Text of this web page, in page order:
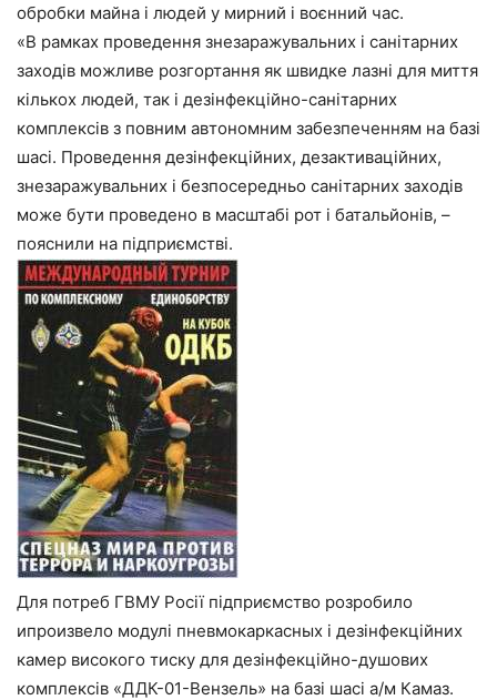
обробки майна і людей у мирний і воєнний час.
«В рамках проведення знезаражувальних і санітарних
заходів можливе розгортання як швидке лазні для миття
кількох людей, так і дезінфекційно-санітарних
комплексів з повним автономним забезпеченням на базі
шасі. Проведення дезінфекційних, дезактиваційних,
знезаражувальних і безпосередньо санітарних заходів
може бути проведено в масштабі рот і батальйонів, –
пояснили на підприємстві.
Для потреб ГВМУ Росії підприємство розробило
ипроизвело модулі пневмокаркасных і дезінфекційних
камер високого тиску для дезінфекційно-душових
комплексів «ДДК-01-Вензель» на базі шасі а/м Камаз.